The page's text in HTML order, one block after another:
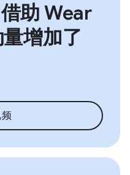
助 Wear
增加了